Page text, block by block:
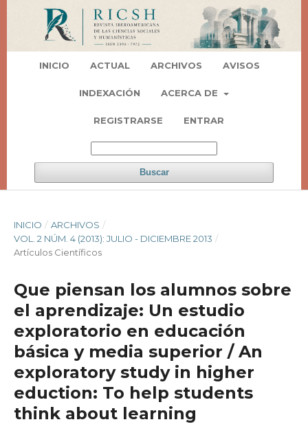
INICIO ACTUAL ARCHIVOS AVISOS
INDEXACIÓN ACERCA DE
REGISTRARSE ENTRAR
Buscar
INICIO / ARCHIVOS /
VOL. 2 NÚM. 4 (2013): JULIO - DICIEMBRE 2013 /
Artí­culos Científicos
Que piensan los alumnos sobre
el aprendizaje: Un estudio
exploratorio en educación
básica y media superior / An
exploratory study in higher
eduction: To help students
think about learning